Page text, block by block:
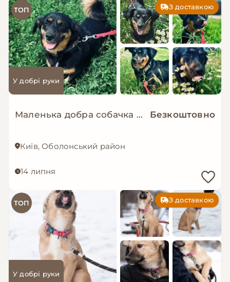
ТОП З доставкою
У добрі руки
Маленька добра собачка мріє знову стати домашньою! Безкоштовно
Київ, Оболонський район
14 липня
ТОП З доставкою
У добрі руки